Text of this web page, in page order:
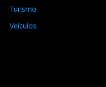
Turismo
Veículos